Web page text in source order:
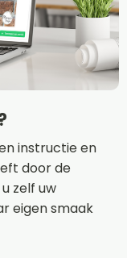
instructie en
door de
zelf uw
eigen smaak